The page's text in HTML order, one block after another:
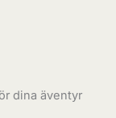
dina äventyr